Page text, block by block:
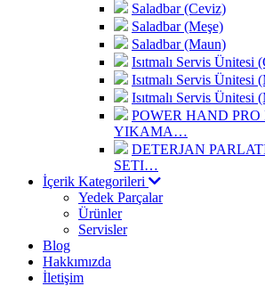
Saladbar (Ceviz)
Saladbar (Meşe)
Saladbar (Maun)
Isıtmalı Servis Ünitesi
Isıtmalı Servis Ünitesi
Isıtmalı Servis Ünitesi
POWER HAND
YIKAMA…
DETERJAN
SETI…
İçerik Kategorileri
Yedek Parçalar
Ürünler
Servisler
Blog
Hakkımızda
İletişim